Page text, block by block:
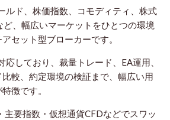
ルド、株価指数、コモディティ、株式
、幅広いマーケットをひとつの環境
セット型ブローカーです。
しており、裁量トレード、EA運用、
較、約定環境の検証まで、幅広い用
徴です。
主要指数・仮想通貨CFDなどでスワッ